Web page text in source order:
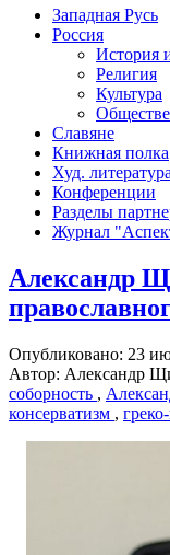
Западная Русь
Россия
История
Религия
Культура
Славяне
Книжная полка
Худ. литература
Конференции
Разделы
Журнал
Александр
Опубликовано: 23
Автор: Александр
соборность ,
консерватизм ,